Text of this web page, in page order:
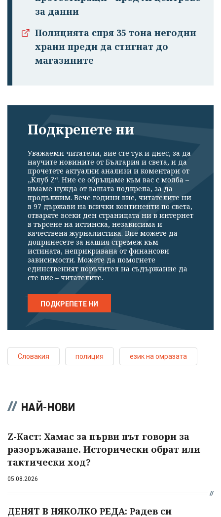
за данни
Полицията спря 35 тона негодни
храни преди да стигнат до
магазините
Подкрепете ни
Уважаеми читатели, вие сте тук и днес, за да
научите новините от България и света, и да
прочетете актуални анализи и коментари от
„Клуб Z“. Ние се обръщаме към вас с молба –
имаме нужда от вашата подкрепа, за да
продължим. Вече години вие, читателите ни
в 97 държави на всички континенти по света,
отваряте всеки ден страницата ни в интернет
в търсене на истинска, независима и
качествена журналистика. Вие можете да
допринесете за нашия стремеж към
истината, неприкривана от финансови
зависимости. Можете да помогнете
единственият поръчител на съдържание да
сте вие – читателите.
ПОДКРЕПЕТЕ НИ
Словакия полиция език на омразата
НАЙ-НОВИ
Z-Каст: Хамас за първи път говори за
разоръжаване. Исторически обрат или
тактически ход?
05.08.2026
ДЕНЯТ В НЯКОЛКО РЕДА: Радев си